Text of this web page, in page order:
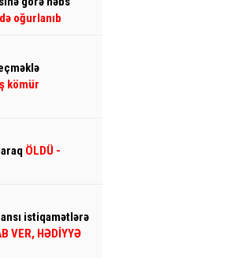
oğurlanıb
kömür
ÖLDÜ -
istiqamətlərə
VER, HƏDİYYƏ